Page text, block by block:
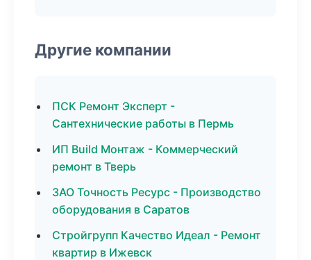
Другие компании
ПСК Ремонт Эксперт -
Сантехнические работы в Пермь
ИП Build Монтаж - Коммерческий
ремонт в Тверь
ЗАО Точность Ресурс - Производство
оборудования в Саратов
Стройгрупп Качество Идеал - Ремонт
квартир в Ижевск